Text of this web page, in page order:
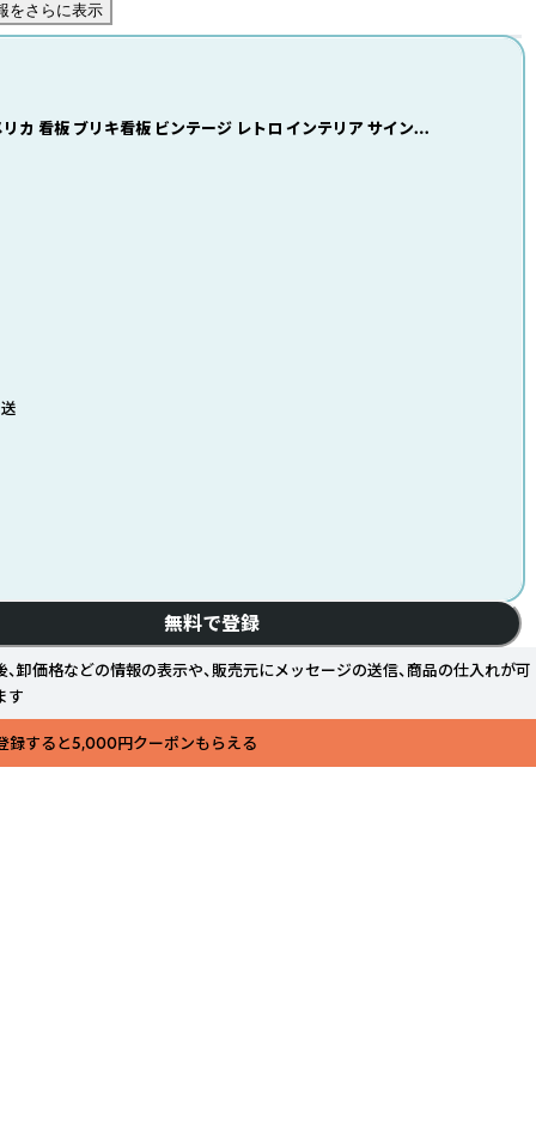
をさらに表示
カ 看板 ブリキ看板 ビンテージ レトロ インテリア サインボ
無料で登録
、卸価格などの情報の表示や、販売元にメッセージの送信、商品の仕入れが可
す
登録すると5,000円クーポンもらえる